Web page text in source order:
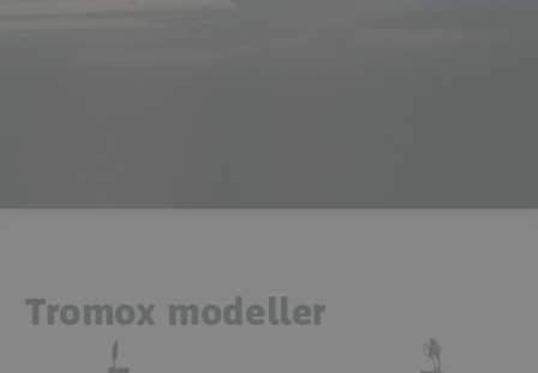
Tromox modeller